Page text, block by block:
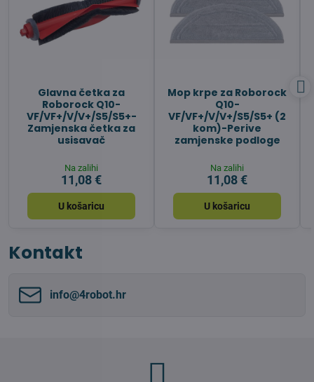
Glavna četka za
Roborock Q10-
VF/VF+/V/V+/S5/S5+-
Zamjenska četka za
usisavač
Na zalihi
11,08 €
U košaricu
Mop krpe za Roborock
Q10-
VF/VF+/V/V+/S5/S5+ (2
kom)-Perive
zamjenske podloge
Na zalihi
11,08 €
U košaricu
Kontakt
info​@4robot​.hr